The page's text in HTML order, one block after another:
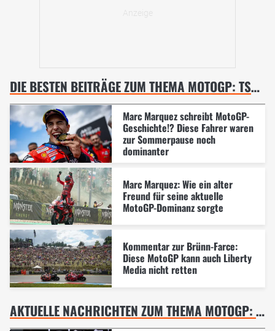
DIE BESTEN BEITRÄGE ZUM THEMA MOTOGP: TSCHECHIEN-GP IN BRÜNN
Marc Marquez schreibt MotoGP-
Geschichte!? Diese Fahrer waren
zur Sommerpause noch
dominanter
Marc Marquez: Wie ein alter
Freund für seine aktuelle
MotoGP-Dominanz sorgte
Kommentar zur Brünn-Farce:
Diese MotoGP kann auch Liberty
Media nicht retten
AKTUELLE NACHRICHTEN ZUM THEMA MOTOGP: TSCHECHIEN-GP IN BRÜNN